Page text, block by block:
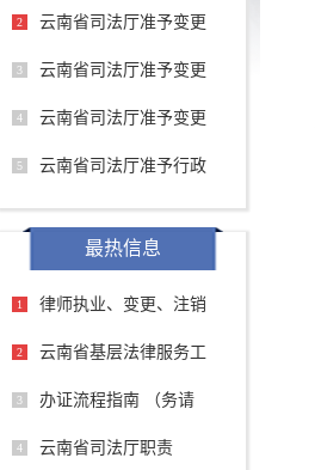
2 云南省司法厅准予变更
3 云南省司法厅准予变更
4 云南省司法厅准予变更
5 云南省司法厅准予行政
最热信息
1 律师执业、变更、注销
2 云南省基层法律服务工
3 办证流程指南 （务请
4 云南省司法厅职责